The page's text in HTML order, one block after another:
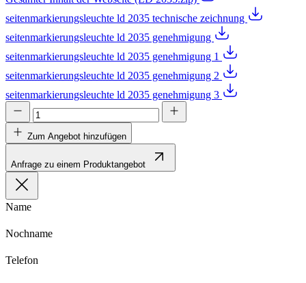
seitenmarkierungsleuchte ld 2035 technische zeichnung
seitenmarkierungsleuchte ld 2035 genehmigung
seitenmarkierungsleuchte ld 2035 genehmigung 1
seitenmarkierungsleuchte ld 2035 genehmigung 2
seitenmarkierungsleuchte ld 2035 genehmigung 3
Zum Angebot hinzufügen
Anfrage zu einem Produktangebot
Name
Nochname
Telefon